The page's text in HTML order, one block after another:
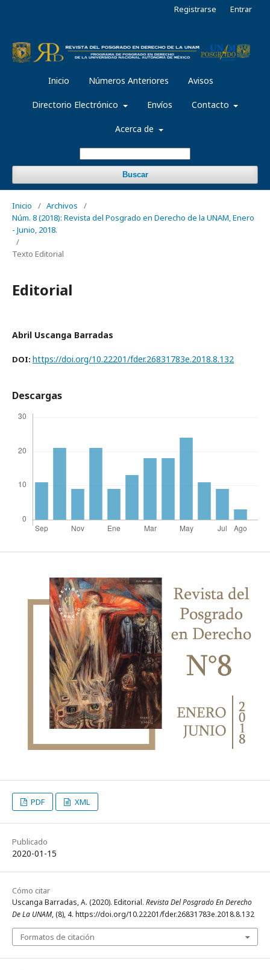
Inicio Números Anteriores Avisos
Directorio Electrónico Envíos Contacto
Acerca de
Buscar
Registrarse Entrar
Inicio / Archivos
/
Núm. 8 (2018): Revista del Posgrado en Derecho de la UNAM, Enero
- Junio, 2018.
/
Texto Editorial
Editorial
Abril Uscanga Barradas
DOI: https://doi.org/10.22201/fder.26831783e.2018.8.132
Descargas
PDF XML
Publicado
2020-01-15
Cómo citar
Uscanga Barradas, A. (2020). Editorial. Revista Del Posgrado En Derecho
De La UNAM, (8), 4. https://doi.org/10.22201/fder.26831783e.2018.8.132
Formatos de citación